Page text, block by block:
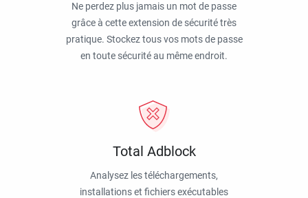
Ne perdez plus jamais un mot de passe
grâce à cette extension de sécurité très
pratique. Stockez tous vos mots de passe
en toute sécurité au même endroit.
Total Adblock
Analysez les téléchargements,
installations et fichiers exécutables